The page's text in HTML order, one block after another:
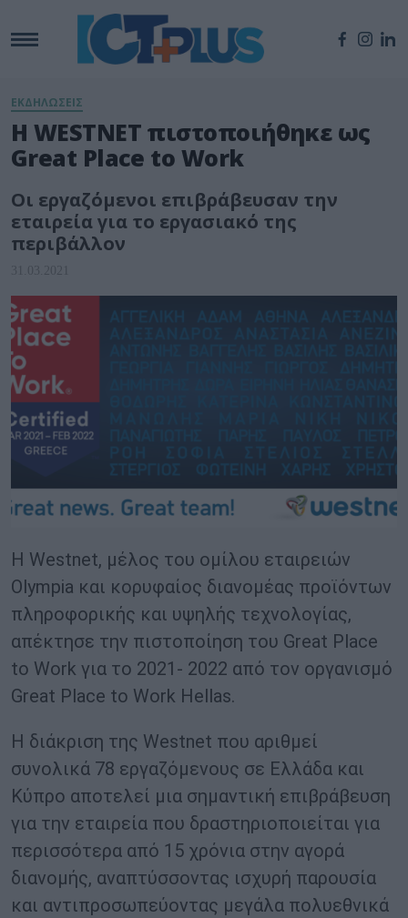
ΕΚΔΗΛΩΣΕΙΣ
Η WESTNET πιστοποιήθηκε ως
Great Place to Work
Οι εργαζόμενοι επιβράβευσαν την
εταιρεία για το εργασιακό της
περιβάλλον
31.03.2021
Η Westnet, μέλος του ομίλου εταιρειών
Olympia και κορυφαίος διανομέας προϊόντων
πληροφορικής και υψηλής τεχνολογίας,
απέκτησε την πιστοποίηση του Great Place
to Work για το 2021- 2022 από τον οργανισμό
Great Place to Work Hellas.
Η διάκριση της Westnet που αριθμεί
συνολικά 78 εργαζόμενους σε Ελλάδα και
Κύπρο αποτελεί μια σημαντική επιβράβευση
για την εταιρεία που δραστηριοποιείται για
περισσότερα από 15 χρόνια στην αγορά
διανομής, αναπτύσσοντας ισχυρή παρουσία
και αντιπροσωπεύοντας μεγάλα πολυεθνικά